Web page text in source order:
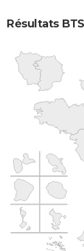
Résultats